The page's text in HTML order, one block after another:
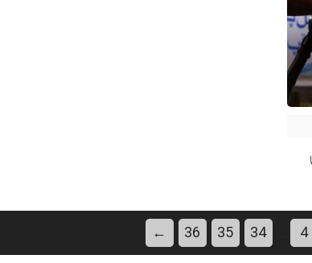
4
34
35
36
←